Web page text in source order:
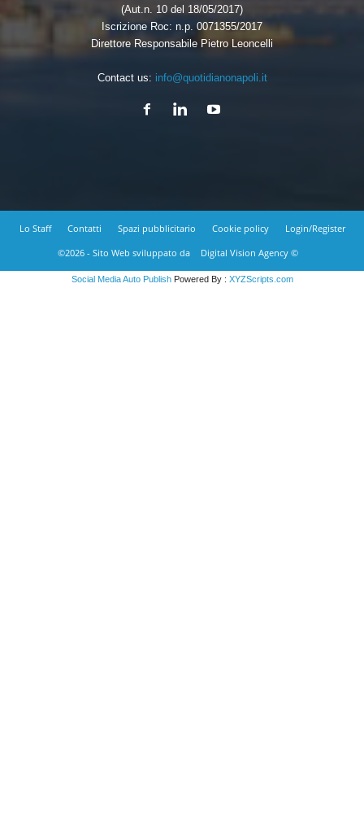
(Aut.n. 10 del 18/05/2017)
Iscrizione Roc: n.p. 0071355/2017
Direttore Responsabile Pietro Leoncelli
Contact us: info@quotidianonapoli.it
Lo Staff Contatti Spazi pubblicitario Cookie policy
Login/Register
©2026 - Sito Web sviluppato da
Digital Vision Agency ©
Social Media Auto PublishPowered By : XYZScripts.com